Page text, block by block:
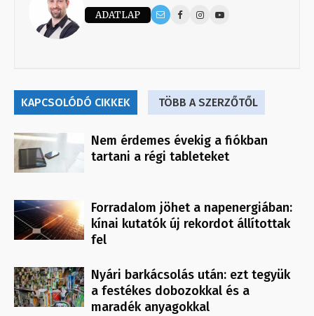
ADATLAP
KAPCSOLÓDÓ CIKKEK TÖBB A SZERZŐTŐL
Nem érdemes évekig a fiókban
tartani a régi tableteket
Forradalom jöhet a napenergiában:
kínai kutatók új rekordot állítottak
fel
Nyári barkácsolás után: ezt tegyük
a festékes dobozokkal és a
maradék anyagokkal